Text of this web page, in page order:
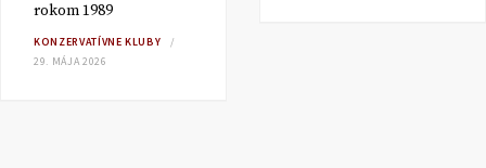
rokom 1989
KONZERVATÍVNE KLUBY
29. MÁJA 2026